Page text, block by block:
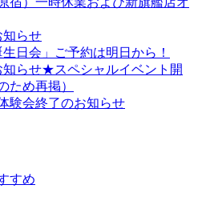
知らせ
日会」ご予約は明日から！
知らせ★スペシャルイベント開
ため再掲）
験会終了のお知らせ
すめ